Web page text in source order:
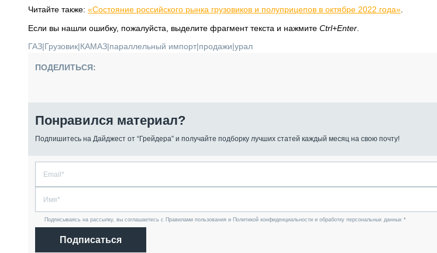
Читайте также: «Состояние российского рынка грузовиков и полуприцепов в октябре 2022 года»
Если вы нашли ошибку, пожалуйста, выделите фрагмент текста и нажмите Ctrl+Enter
ГАЗ|Грузовик|КАМАЗ|параллельный импорт|продажи|урал
ПОДЕЛИТЬСЯ:
Понравился материал?
Подпишитесь на Дайджест от “Грейдера” и получайте подборку лучших статей каждый месяц на свою почту!
Подписываясь на рассылку, вы соглашаетесь с Правилами пользования и Политикой конфиденциальности и обработку персональных данных *
Подписаться